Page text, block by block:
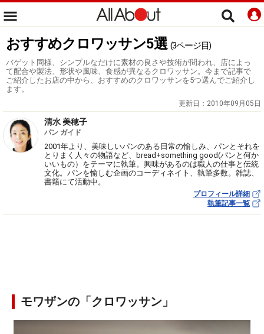
おすすめクロワッサン5選 (3ページ目)
バゲット同様、シンプルなだけに素材の良さや技術が問われ、店によっ
て配合や製法、形状や風味、食感が異なるクロワッサン。今まで記事で
ご紹介したお店の中から、おすすめのクロワッサンを5つ選んでご紹介し
ます。
更新日： 2010年09月05日
清水 美穂子
パン ガイド
2001年より、美味しいパンのある日常の愉しみ、パンとそれを
とりまく人々の物語など、bread+something good(パンと何か
いいもの）をテーマに執筆。興味があるのは職人の仕事と伝統
文化。パンを愉しむ企画のコーディネイト、執筆多数。雑誌、
書籍にて活動中。
プロフィール詳細
執筆記事一覧
モワザンの「クロワッサン」